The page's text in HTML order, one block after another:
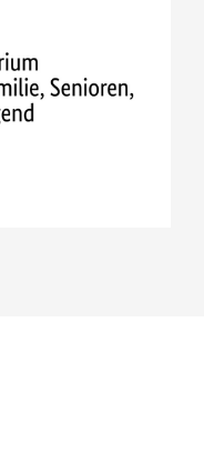
Bildung,
und